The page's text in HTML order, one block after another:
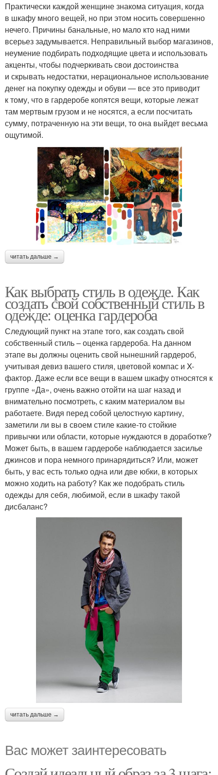
Практически каждой женщине знакома ситуация, когда
в шкафу много вещей, но при этом носить совершенно
нечего. Причины банальные, но мало кто над ними
всерьез задумывается. Неправильный выбор магазинов,
неумение подбирать подходящие цвета и использовать
акценты, чтобы подчеркивать свои достоинства
и скрывать недостатки, нерациональное использование
денег на покупку одежды и обуви — все это приводит
к тому, что в гардеробе копятся вещи, которые лежат
там мертвым грузом и не носятся, а если посчитать
сумму, потраченную на эти вещи, то она выйдет весьма
ощутимой.
читать дальше →
Как выбрать стиль в одежде. Как
создать свой собственный стиль в
одежде: оценка гардероба
Следующий пункт на этапе того, как создать свой
собственный стиль – оценка гардероба. На данном
этапе вы должны оценить свой нынешний гардероб,
учитывая девиз вашего стиля, цветовой компас и X-
фактор. Даже если все вещи в вашем шкафу относятся к
группе «Да», очень важно отойти на шаг назад и
внимательно посмотреть, с каким материалом вы
работаете. Видя перед собой целостную картину,
заметили ли вы в своем стиле какие-то стойкие
привычки или области, которые нуждаются в доработке?
Может быть, в вашем гардеробе наблюдается засилье
джинсов и пора немного принарядиться? Или, может
быть, у вас есть только одна или две юбки, в которых
можно ходить на работу? Как же подобрать стиль
одежды для себя, любимой, если в шкафу такой
дисбаланс?
читать дальше →
Вас может заинтересовать